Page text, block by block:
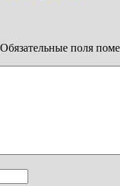
Обязательные поля